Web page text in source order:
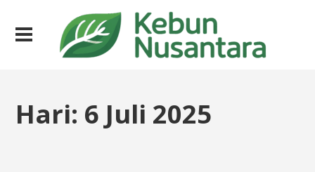
Hari: 6 Juli 2025